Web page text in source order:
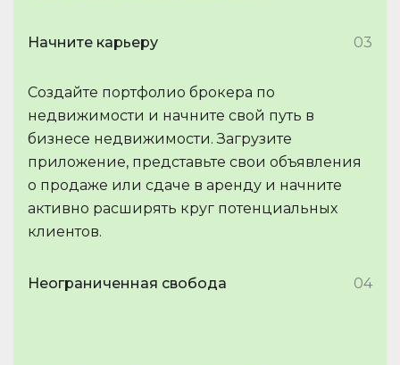
Начните карьеру 03
Создайте портфолио брокера по
недвижимости и начните свой путь в
бизнесе недвижимости. Загрузите
приложение, представьте свои объявления
о продаже или сдаче в аренду и начните
активно расширять круг потенциальных
клиентов.
Неограниченная свобода 04